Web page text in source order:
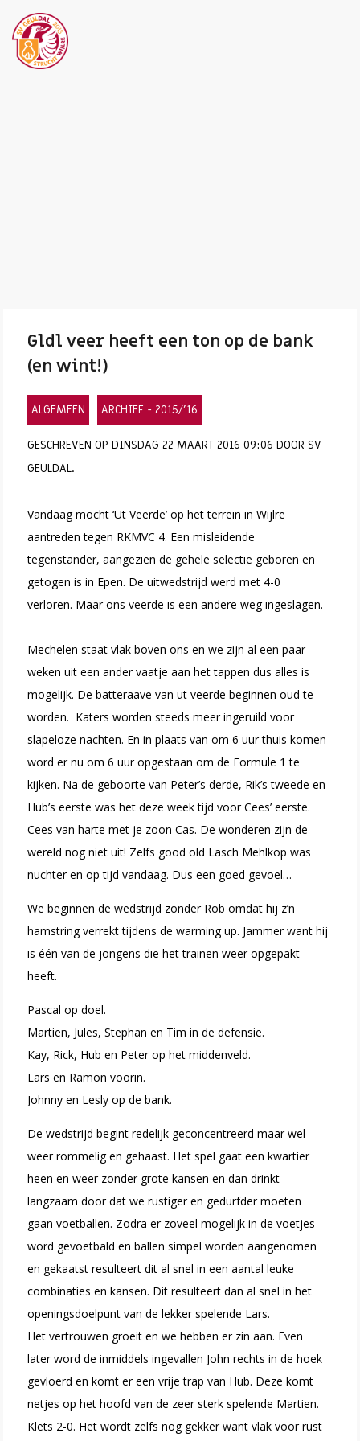
Gldl veer heeft een ton op de bank
(en wint!)
ALGEMEEN ARCHIEF - 2015/'16
GESCHREVEN OP DINSDAG 22 MAART 2016 09:06 DOOR SV
GEULDAL.
Vandaag mocht ‘Ut Veerde’ op het terrein in Wijlre
aantreden tegen RKMVC 4. Een misleidende
tegenstander, aangezien de gehele selectie geboren en
getogen is in Epen. De uitwedstrijd werd met 4-0
verloren. Maar ons veerde is een andere weg ingeslagen.
Mechelen staat vlak boven ons en we zijn al een paar
weken uit een ander vaatje aan het tappen dus alles is
mogelijk. De batteraave van ut veerde beginnen oud te
worden. Katers worden steeds meer ingeruild voor
slapeloze nachten. En in plaats van om 6 uur thuis komen
word er nu om 6 uur opgestaan om de Formule 1 te
kijken. Na de geboorte van Peter’s derde, Rik’s tweede en
Hub’s eerste was het deze week tijd voor Cees’ eerste.
Cees van harte met je zoon Cas. De wonderen zijn de
wereld nog niet uit! Zelfs good old Lasch Mehlkop was
nuchter en op tijd vandaag. Dus een goed gevoel…
We beginnen de wedstrijd zonder Rob omdat hij z’n
hamstring verrekt tijdens de warming up. Jammer want hij
is één van de jongens die het trainen weer opgepakt
heeft.
Pascal op doel.
Martien, Jules, Stephan en Tim in de defensie.
Kay, Rick, Hub en Peter op het middenveld.
Lars en Ramon voorin.
Johnny en Lesly op de bank.
De wedstrijd begint redelijk geconcentreerd maar wel
weer rommelig en gehaast. Het spel gaat een kwartier
heen en weer zonder grote kansen en dan drinkt
langzaam door dat we rustiger en gedurfder moeten
gaan voetballen. Zodra er zoveel mogelijk in de voetjes
word gevoetbald en ballen simpel worden aangenomen
en gekaatst resulteert dit al snel in een aantal leuke
combinaties en kansen. Dit resulteert dan al snel in het
openingsdoelpunt van de lekker spelende Lars.
Het vertrouwen groeit en we hebben er zin aan. Even
later word de inmiddels ingevallen John rechts in de hoek
gevloerd en komt er een vrije trap van Hub. Deze komt
netjes op het hoofd van de zeer sterk spelende Martien.
Klets 2-0. Het wordt zelfs nog gekker want vlak voor rust